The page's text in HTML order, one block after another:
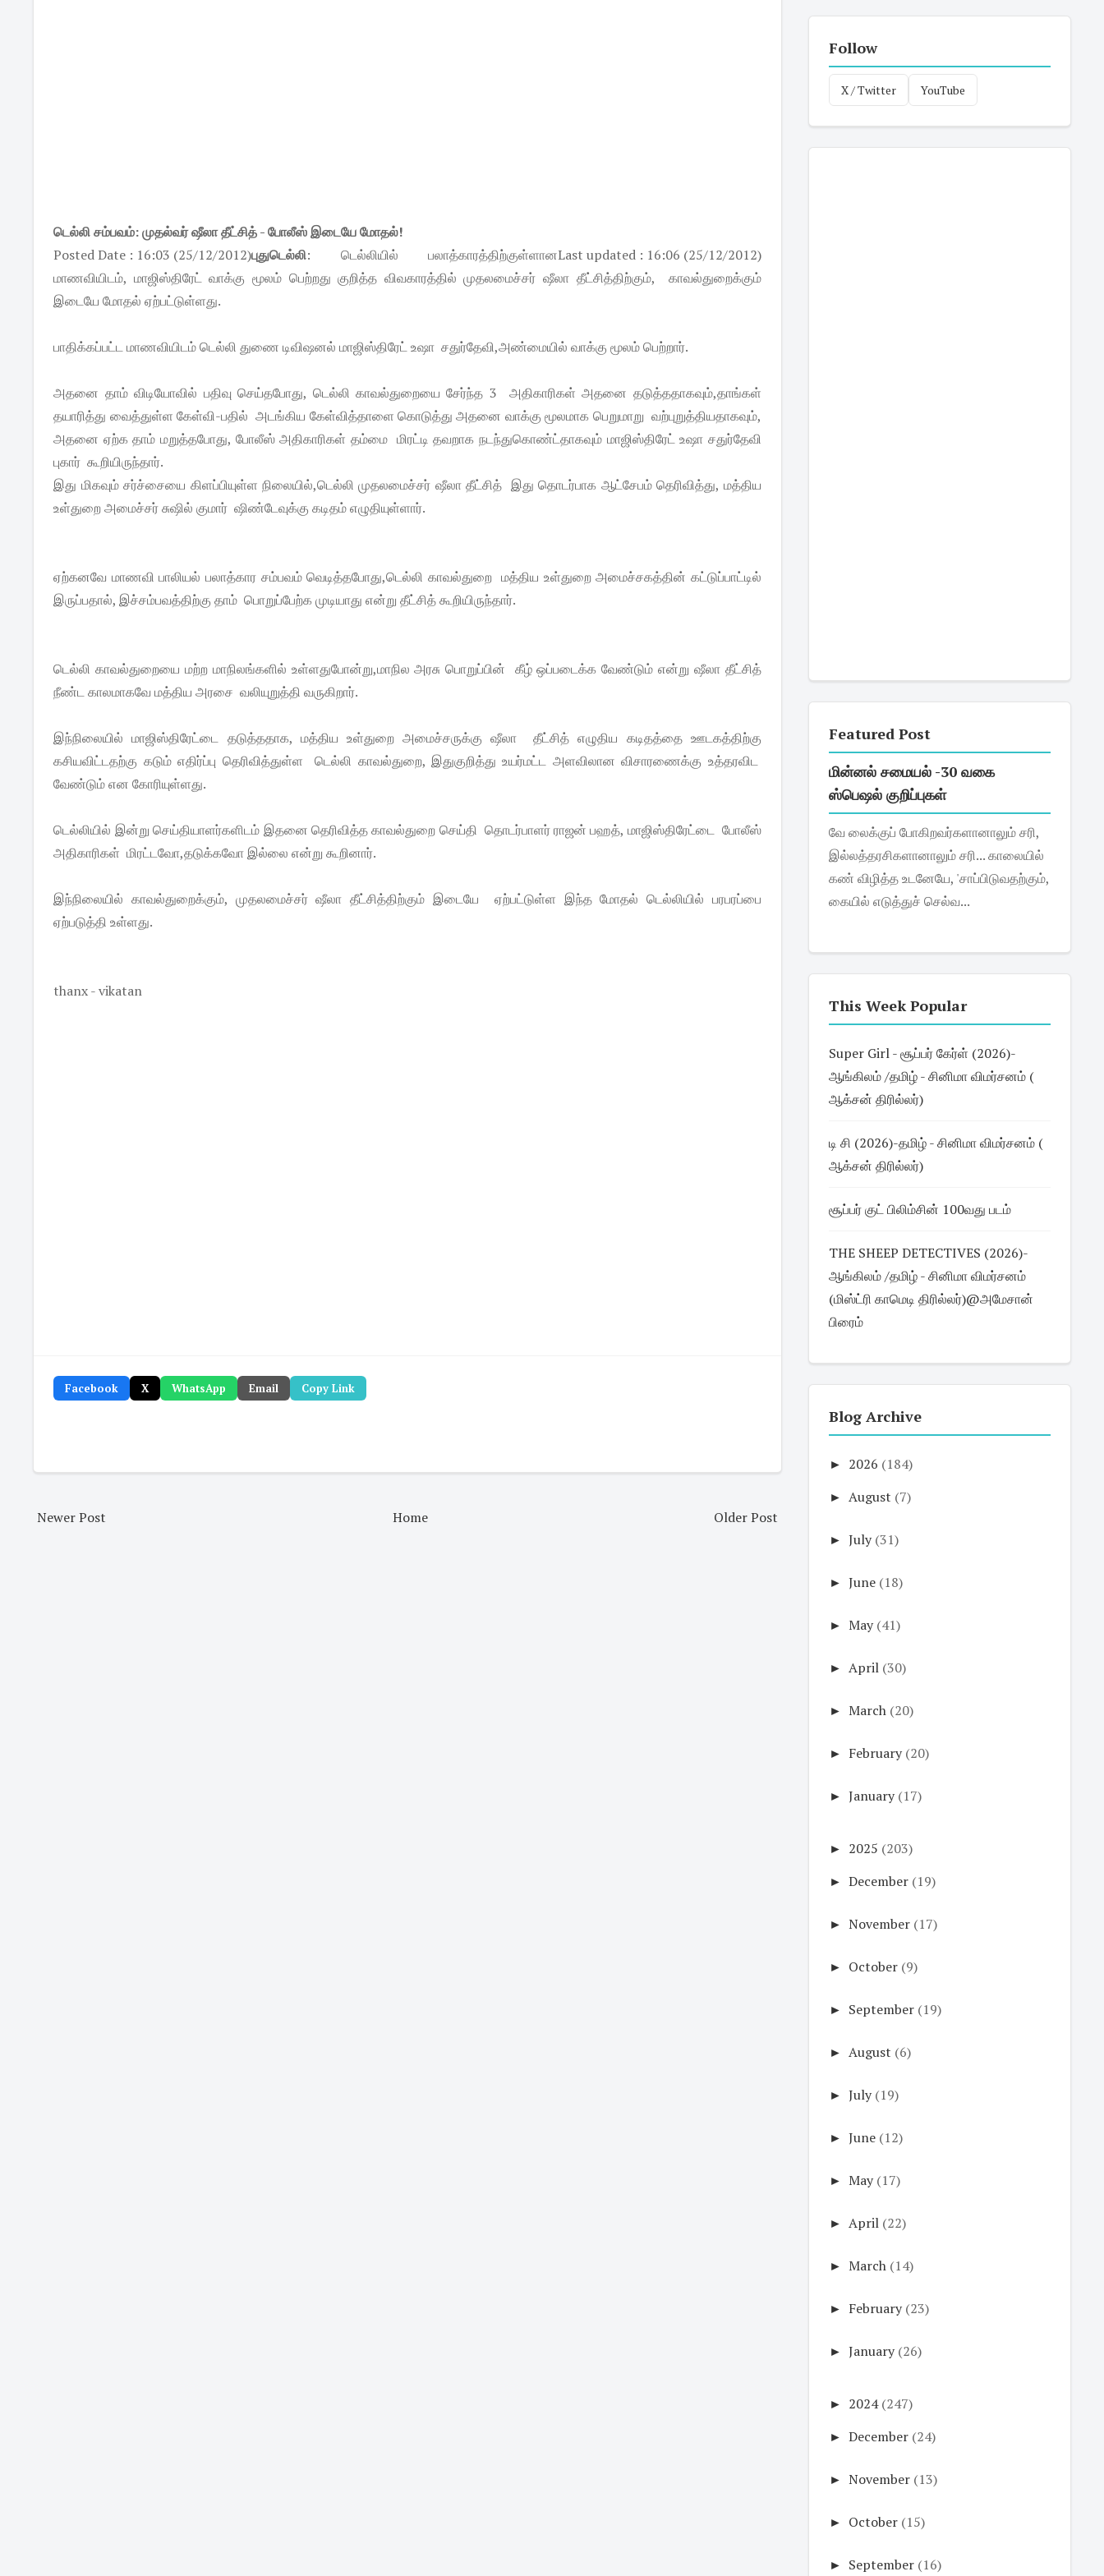
டெல்லி சம்பவம்: முதல்வர் ஷீலா தீட்சித் - போலீஸ் இடையே மோதல்!
Posted Date : 16:03 (25/12/2012)
Last updated : 16:06 (25/12/2012)
புதுடெல்லி: டெல்லியில் பலாத்காரத்திற்குள்ளான
மாணவியிடம், மாஜிஸ்திரேட் வாக்கு மூலம் பெற்றது குறித்த விவகாரத்தில் முதலமைச்சர் ஷீலா தீட்சித்திற்கும், காவல்துறைக்கும்
இடையே மோதல் ஏற்பட்டுள்ளது.
பாதிக்கப்பட்ட மாணவியிடம் டெல்லி துணை டிவிஷனல் மாஜிஸ்திரேட் உஷா சதுர்தேவி,அண்மையில் வாக்கு மூலம் பெற்றார்.
அதனை தாம் விடியோவில் பதிவு செய்தபோது, டெல்லி காவல்துறையை சேர்ந்த 3 அதிகாரிகள் அதனை தடுத்ததாகவும்,தாங்கள்
தயாரித்து வைத்துள்ள கேள்வி-பதில் அடங்கிய கேள்வித்தாளை கொடுத்து அதனை வாக்கு மூலமாக பெறுமாறு வற்புறுத்தியதாகவும்,
அதனை ஏற்க தாம் மறுத்தபோது, போலீஸ் அதிகாரிகள் தம்மை மிரட்டி தவறாக நடந்துகொண்ட்தாகவும் மாஜிஸ்திரேட் உஷா சதுர்தேவி
புகார் கூறியிருந்தார்.
இது மிகவும் சர்ச்சையை கிளப்பியுள்ள நிலையில்,டெல்லி முதலமைச்சர் ஷீலா தீட்சித் இது தொடர்பாக ஆட்சேபம் தெரிவித்து, மத்திய
உள்துறை அமைச்சர் சுஷில் குமார் ஷிண்டேவுக்கு கடிதம் எழுதியுள்ளார்.
ஏற்கனவே மாணவி பாலியல் பலாத்கார சம்பவம் வெடித்தபோது,டெல்லி காவல்துறை மத்திய உள்துறை அமைச்சகத்தின் கட்டுப்பாட்டில்
இருப்பதால், இச்சம்பவத்திற்கு தாம் பொறுப்பேற்க முடியாது என்று தீட்சித் கூறியிருந்தார்.
டெல்லி காவல்துறையை மற்ற மாநிலங்களில் உள்ளதுபோன்று,மாநில அரசு பொறுப்பின் கீழ் ஒப்படைக்க வேண்டும் என்று ஷீலா தீட்சித்
நீண்ட காலமாகவே மத்திய அரசை வலியுறுத்தி வருகிறார்.
இந்நிலையில் மாஜிஸ்திரேட்டை தடுத்ததாக, மத்திய உள்துறை அமைச்சருக்கு ஷீலா தீட்சித் எழுதிய கடிதத்தை ஊடகத்திற்கு
கசியவிட்டதற்கு கடும் எதிர்ப்பு தெரிவித்துள்ள டெல்லி காவல்துறை, இதுகுறித்து உயர்மட்ட அளவிலான விசாரணைக்கு உத்தரவிட
வேண்டும் என கோரியுள்ளது.
டெல்லியில் இன்று செய்தியாளர்களிடம் இதனை தெரிவித்த காவல்துறை செய்தி தொடர்பாளர் ராஜன் பஹத், மாஜிஸ்திரேட்டை போலீஸ்
அதிகாரிகள் மிரட்டவோ,தடுக்கவோ இல்லை என்று கூறினார்.
இந்நிலையில் காவல்துறைக்கும், முதலமைச்சர் ஷீலா தீட்சித்திற்கும் இடையே ஏற்பட்டுள்ள இந்த மோதல் டெல்லியில் பரபரப்பை
ஏற்படுத்தி உள்ளது.
thanx - vikatan
Facebook X WhatsApp Email Copy Link
Newer Post Older Post
Home
Follow
X / Twitter YouTube
Featured Post
மின்னல் சமையல் -30 வகை
ஸ்பெஷல் குறிப்புகள்
வே லைக்குப் போகிறவர்களானாலும் சரி,
இல்லத்தரசிகளானாலும் சரி... காலையில்
கண் விழித்த உடனேயே, 'சாப்பிடுவதற்கும்,
கையில் எடுத்துச் செல்வ...
This Week Popular
Super Girl - சூப்பர் கேர்ள் (2026)-
ஆங்கிலம் /தமிழ் - சினிமா விமர்சனம் (
ஆக்சன் திரில்லர்)
டி சி (2026)-தமிழ் - சினிமா விமர்சனம் (
ஆக்சன் திரில்லர்)
சூப்பர் குட் பிலிம்சின் 100வது படம்
THE SHEEP DETECTIVES (2026)-
ஆங்கிலம் /தமிழ் - சினிமா விமர்சனம்
(மிஸ்ட்ரி காமெடி திரில்லர்)@அமேசான்
பிரைம்
Blog Archive
► 2026 (184)
► August (7)
► July (31)
► June (18)
► May (41)
► April (30)
► March (20)
► February (20)
► January (17)
► 2025 (203)
► December (19)
► November (17)
► October (9)
► September (19)
► August (6)
► July (19)
► June (12)
► May (17)
► April (22)
► March (14)
► February (23)
► January (26)
► 2024 (247)
► December (24)
► November (13)
► October (15)
► September (16)